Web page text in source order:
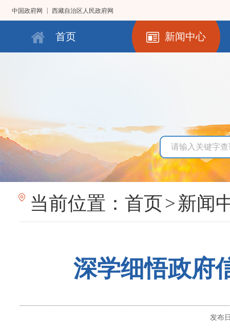
中国政府网 西藏自治区人民政府网
首页 新闻中心
当前位置： 首页>新闻
深学细悟政府
发布